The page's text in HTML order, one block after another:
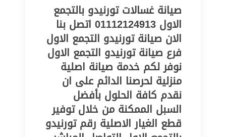
صيانة غسالات تورنيدو بالتجمع
الاول 01112124913 اتصل بنا
الان صيانة تورنيدو التجمع الاول
فرع صيانة تورنيدو التجمع الاول
نوفر لكم خدمة صيانة اصلية
منزلية لحرصنا الدائم على ان
نقدم كافة الحلول بأفضل
السبل الممكنة من خلال توفير
قطع الغيار الاصلية رقم تورنيدو